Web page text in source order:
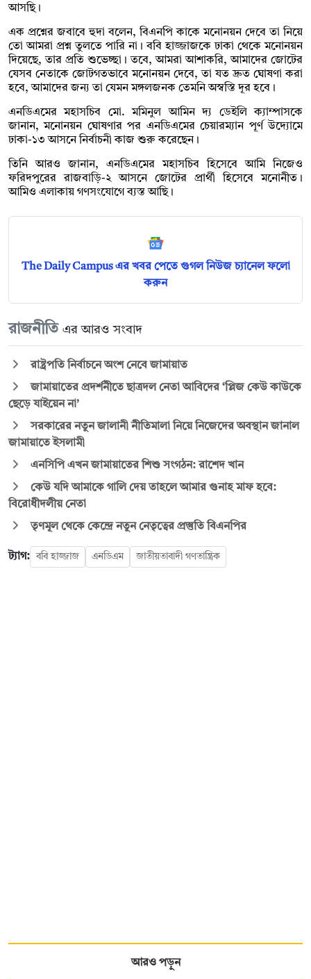
আসছি।
এক প্রশ্নের জবাবে হুদা বলেন, বিএনপি কাকে মনোনয়ন দেবে তা নিয়ে
তো আমরা প্রশ্ন তুলতে পারি না। ববি হাজ্জাজকে ঢাকা থেকে মনোনয়ন
দিয়েছে, তার প্রতি শুভেচ্ছা। তবে, আমরা আশাকরি, আমাদের জোটের
যেসব নেতাকে জোটগতভাবে মনোনয়ন দেবে, তা যত দ্রুত ঘোষণা করা
হবে, আমাদের জন্য তা যেমন মঙ্গলজনক তেমনি অস্বস্তি দূর হবে।
এনডিএমের মহাসচিব মো. মমিনুল আমিন দ্য ডেইলি ক্যাম্পাসকে
জানান, মনোনয়ন ঘোষণার পর এনডিএমের চেয়ারম্যান পূর্ণ উদ্যোমে
ঢাকা-১৩ আসনে নির্বাচনী কাজ শুরু করেছেন।
তিনি আরও জানান, এনডিএমের মহাসচিব হিসেবে আমি নিজেও
ফরিদপুরের রাজবাড়ি-২ আসনে জোটের প্রার্থী হিসেবে মনোনীত।
আমিও এলাকায় গণসংযোগে ব্যস্ত আছি।
The Daily Campus এর খবর পেতে গুগল নিউজ চ্যানেল ফলো
করুন
রাজনীতি এর আরও সংবাদ
রাষ্ট্রপতি নির্বাচনে অংশ নেবে জামায়াত
জামায়াতের প্রদর্শনীতে ছাত্রদল নেতা আবিদের ‘প্লিজ কেউ কাউকে
ছেড়ে যাইয়েন না’
সরকারের নতুন জালানী নীতিমালা নিয়ে নিজেদের অবস্থান জানাল
জামায়াতে ইসলামী
এনসিপি এখন জামায়াতের শিশু সংগঠন: রাশেদ খান
কেউ যদি আমাকে গালি দেয় তাহলে আমার গুনাহ মাফ হবে:
বিরোধীদলীয় নেতা
তৃণমূল থেকে কেন্দ্রে নতুন নেতৃত্বের প্রস্তুতি বিএনপির
ট্যাগ: ববি হাজ্জাজ এনডিএম জাতীয়তাবাদী গণতান্ত্রিক
আরও পড়ুন